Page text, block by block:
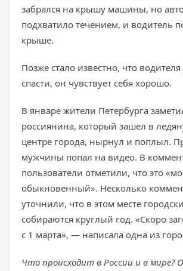
забрался на крышу машины, но
подхватило течением, и водитель
крыше.
Позже стало известно, что водителя
спасти, он чувствует себя хорошо.
В январе жители Петербурга
россиянина, который зашел в
центре города, нырнул и поплыл.
мужчины попал на видео. В
пользователи отметили, что это
обыкновенный». Несколько
уточнили, что в этом месте
собираются круглый год. «Скоро
с 1 марта», — написала одна из
Что происходит в России и в мире?